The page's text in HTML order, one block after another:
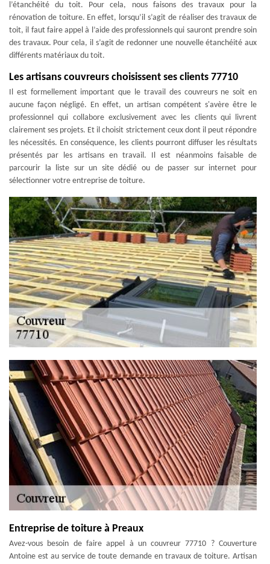
l’étanchéité du toit. Pour cela, nous faisons des travaux pour la
rénovation de toiture. En effet, lorsqu’il s’agit de réaliser des travaux de
toit, il faut faire appel à l’aide des professionnels qui sauront prendre soin
des travaux. Pour cela, il s’agit de redonner une nouvelle étanchéité aux
différents matériaux du toit.
Les artisans couvreurs choisissent ses clients 77710
Il est formellement important que le travail des couvreurs ne soit en
aucune façon négligé. En effet, un artisan compétent s'avère être le
professionnel qui collabore exclusivement avec les clients qui livrent
clairement ses projets. Et il choisit strictement ceux dont il peut répondre
les nécessités. En conséquence, les clients pourront diffuser les résultats
présentés par les artisans en travail. Il est néanmoins faisable de
parcourir la liste sur un site dédié ou de passer sur internet pour
sélectionner votre entreprise de toiture.
Entreprise de toiture à Preaux
Avez-vous besoin de faire appel à un couvreur 77710 ? Couverture
Antoine est au service de toute demande en travaux de toiture. Artisan